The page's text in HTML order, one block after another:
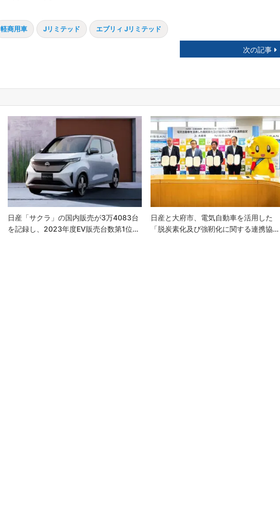
軽商用車 Jリミテッド エブリィ Jリミテッド
次の記事
日産「サクラ」の国内販売が3万4083台
を記録し、2023年度EV販売台数第1位…
日産と大府市、電気自動車を活用した
「脱炭素化及び強靭化に関する連携協…